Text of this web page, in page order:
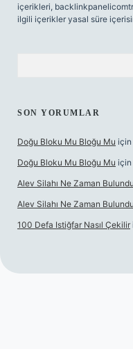
içerikleri,
ilgili içerikler yasal süre
SON YORUMLAR
Doğu Bloku Mu Bloğu Mu için
Doğu Bloku Mu Bloğu Mu için
Alev Silahı Ne Zaman Bulundu
Alev Silahı Ne Zaman Bulundu
100 Defa Istiğfar Nasıl Çekilir